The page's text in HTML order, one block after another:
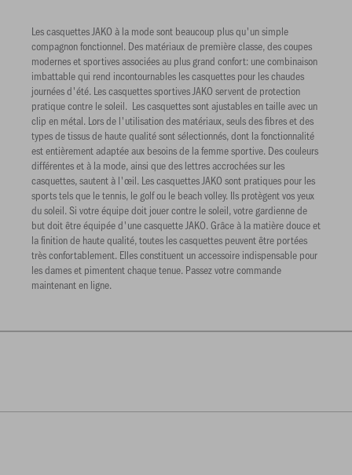
Les casquettes JAKO à la mode sont beaucoup plus qu'un simple
compagnon fonctionnel. Des matériaux de première classe, des coupes
modernes et sportives associées au plus grand confort: une combinaison
imbattable qui rend incontournables les casquettes pour les chaudes
journées d'été. Les casquettes sportives JAKO servent de protection
pratique contre le soleil. Les casquettes sont ajustables en taille avec un
clip en métal. Lors de l'utilisation des matériaux, seuls des fibres et des
types de tissus de haute qualité sont sélectionnés, dont la fonctionnalité
est entièrement adaptée aux besoins de la femme sportive. Des couleurs
différentes et à la mode, ainsi que des lettres accrochées sur les
casquettes, sautent à l'œil. Les casquettes JAKO sont pratiques pour les
sports tels que le tennis, le golf ou le beach volley. Ils protègent vos yeux
du soleil. Si votre équipe doit jouer contre le soleil, votre gardienne de
but doit être équipée d'une casquette JAKO. Grâce à la matière douce et
la finition de haute qualité, toutes les casquettes peuvent être portées
très confortablement. Elles constituent un accessoire indispensable pour
les dames et pimentent chaque tenue. Passez votre commande
maintenant en ligne.